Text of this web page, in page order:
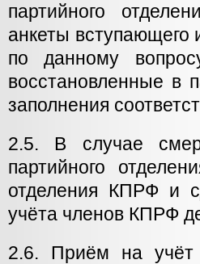
партийного
анкеты вступающего
по данному
восстановленные в
заполнения
2.5. В случае
партийного
отделения КПРФ и
учёта членов КПРФ
2.6. Приём на учёт